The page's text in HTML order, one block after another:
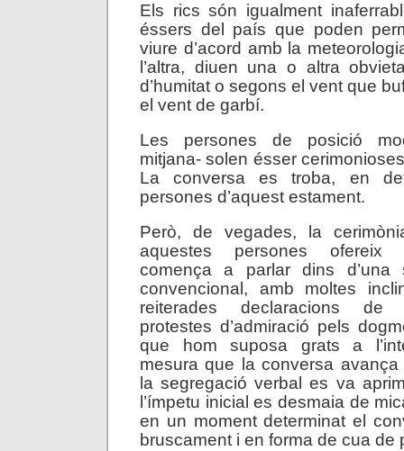
Els rics són igualment
éssers del país que poden
viure d’acord amb la
l’altra, diuen una o altra
d’humitat o segons el vent que
el vent de garbí.
Les persones de posició
mitjana- solen ésser
La conversa es troba, en
persones d’aquest estament.
Però, de vegades, la
aquestes persones ofereix
comença a parlar dins d’una
convencional, amb moltes
reiterades declaracions de
protestes d’admiració pels
que hom suposa grats a
mesura que la conversa
la segregació verbal es va
l’ímpetu inicial es desmaia de
en un moment determinat el
bruscament i en forma de cua de